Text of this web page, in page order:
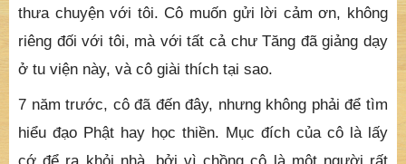
thưa chuyện với tôi. Cô muốn gửi lời cảm ơn, không
riêng đối với tôi, mà với tất cả chư Tăng đã giảng dạy
ở tu viện này, và cô giài thích tại sao.
7 năm trước, cô đã đến đây, nhưng không phải để tìm
hiểu đạo Phật hay học thiền. Mục đích của cô là lấy
cớ để ra khỏi nhà, bởi vì chồng cô là một người rất